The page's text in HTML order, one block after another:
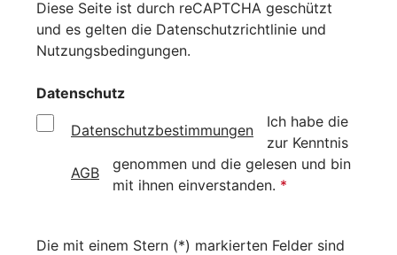
Diese Seite ist durch reCAPTCHA geschützt
und es gelten die Datenschutzrichtlinie und
Nutzungsbedingungen.
Datenschutz
Ich habe die
Datenschutzbestimmungen
zur Kenntnis
genommen und die
AGB
gelesen und bin
mit ihnen einverstanden. *
Die mit einem Stern (*) markierten Felder sind